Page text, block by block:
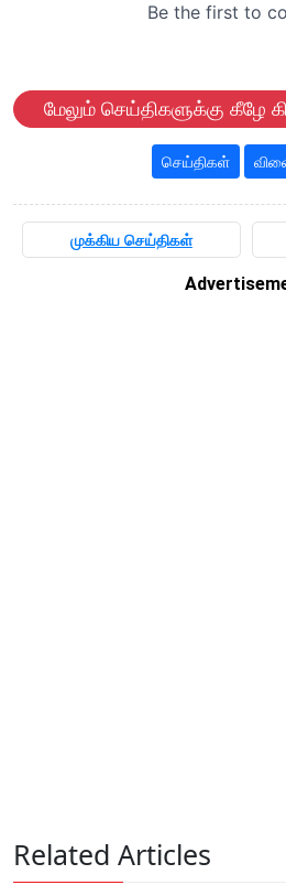
மேலும் செய்திகளுக்கு கீழே
செய்திகள்
முக்கிய செய்திகள்
Related Articles